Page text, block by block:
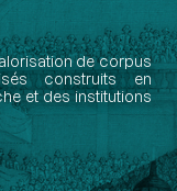
de corpus
construits en
et des institutions